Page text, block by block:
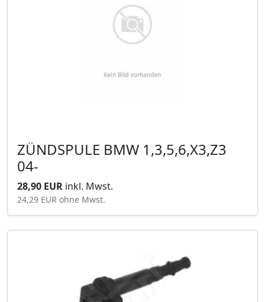
ZÜNDSPULE BMW 1,3,5,6,X3,Z3
04-
28,90 EUR inkl. Mwst.
24,29 EUR ohne Mwst.